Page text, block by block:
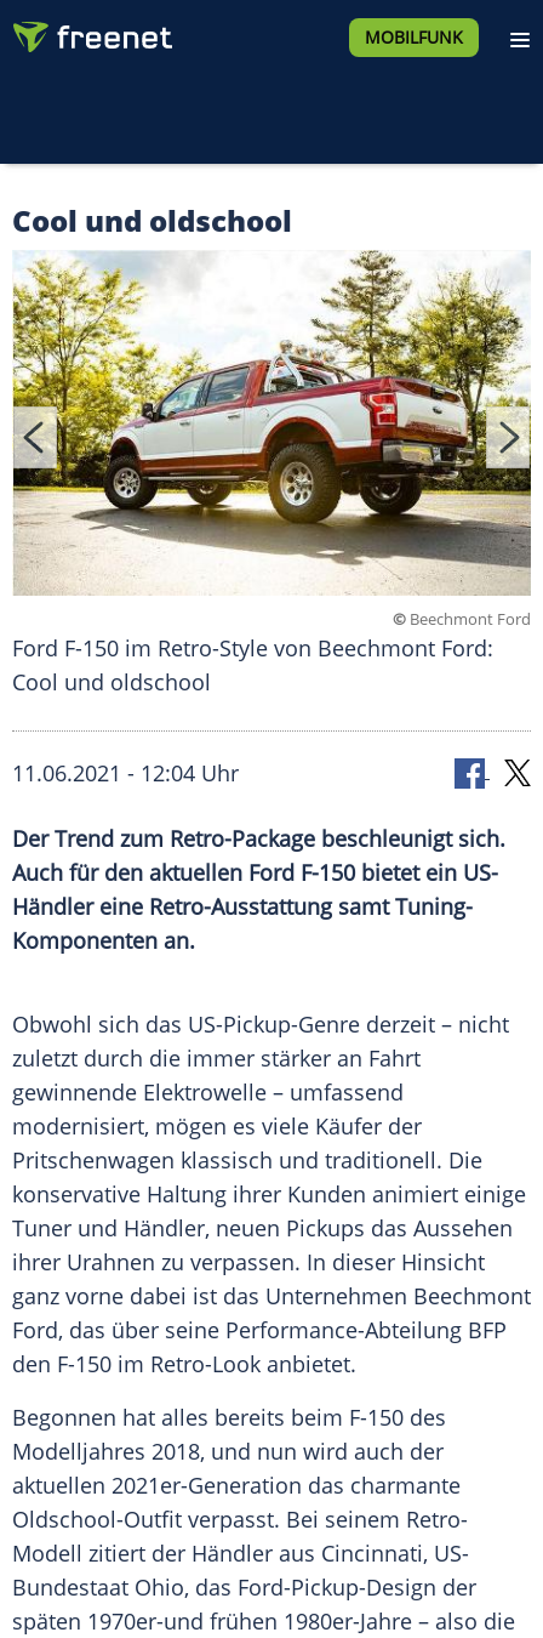
MOBILFUNK
Cool und oldschool
© Beechmont Ford
Ford F-150 im Retro-Style von Beechmont Ford:
Cool und oldschool
11.06.2021 - 12:04 Uhr
Der Trend zum Retro-Package beschleunigt sich.
Auch für den aktuellen Ford F-150 bietet ein US-
Händler eine Retro-Ausstattung samt Tuning-
Komponenten an.
Obwohl sich das US-Pickup-Genre derzeit – nicht
zuletzt durch die immer stärker an Fahrt
gewinnende Elektrowelle – umfassend
modernisiert, mögen es viele Käufer der
Pritschenwagen klassisch und traditionell. Die
konservative Haltung ihrer Kunden animiert einige
Tuner und Händler, neuen Pickups das Aussehen
ihrer Urahnen zu verpassen. In dieser Hinsicht
ganz vorne dabei ist das Unternehmen Beechmont
Ford, das über seine Performance-Abteilung BFP
den F-150 im Retro-Look anbietet.
Begonnen hat alles bereits beim F-150 des
Modelljahres 2018, und nun wird auch der
aktuellen 2021er-Generation das charmante
Oldschool-Outfit verpasst. Bei seinem Retro-
Modell zitiert der Händler aus Cincinnati, US-
Bundestaat Ohio, das Ford-Pickup-Design der
späten 1970er-und frühen 1980er-Jahre – also die